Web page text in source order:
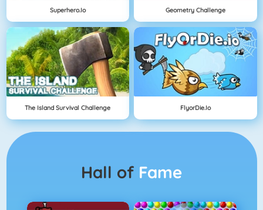
Superhero.io Geometry Challenge
The Island Survival Challenge FlyorDie.io
Hall of Fame